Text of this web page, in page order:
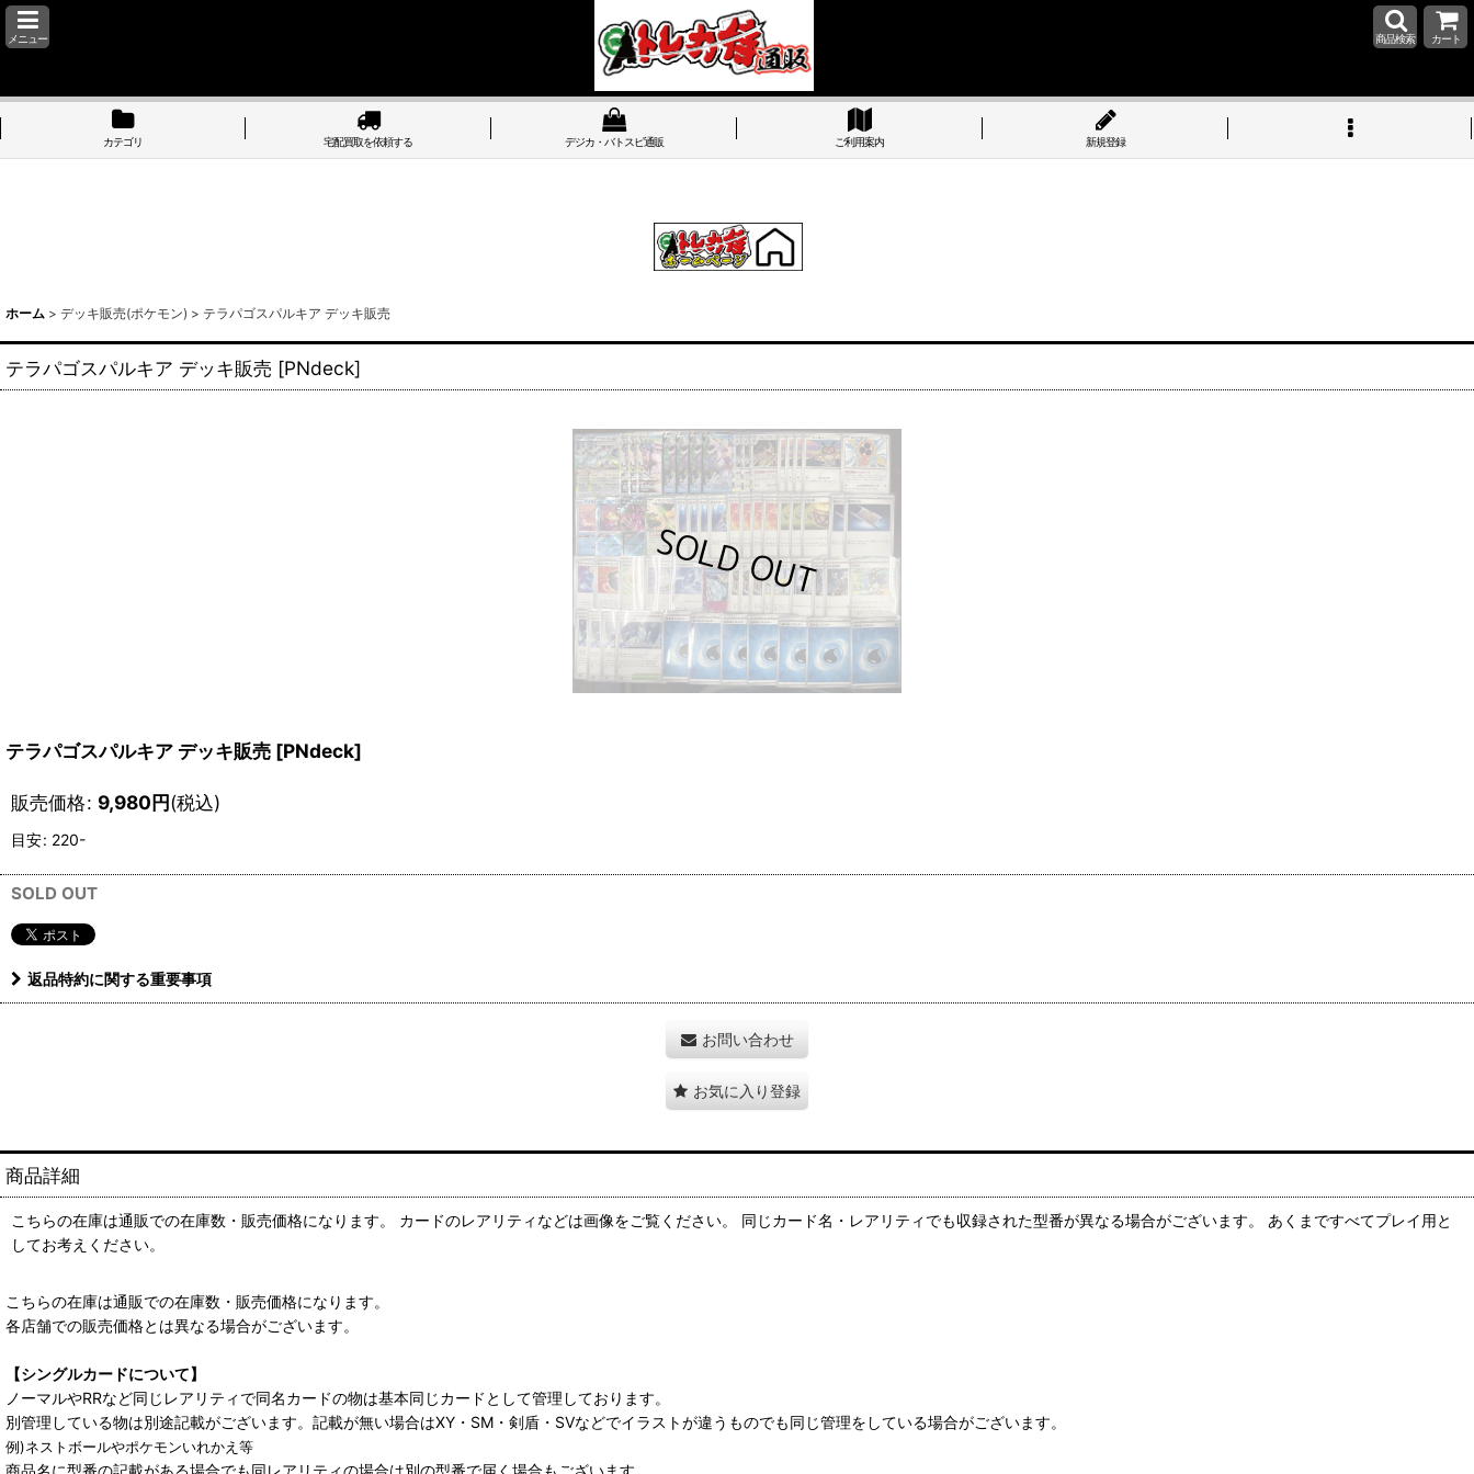
メニュー 商品検索 カート
カテゴリ 宅配買取を依頼する デジカ・バトスピ通販 ご利用案内 新規登録
ホーム > デッキ販売(ポケモン) > テラパゴスパルキア デッキ販売
テラパゴスパルキア デッキ販売 [PNdeck]
テラパゴスパルキア デッキ販売 [PNdeck]
販売価格: 9,980円(税込)
目安: 220-
SOLD OUT
返品特約に関する重要事項
お問い合わせ
お気に入り登録
商品詳細
こちらの在庫は通販での在庫数・販売価格になります。 カードのレアリティなどは画像をご覧ください。 同じカード名・レアリティでも収録された型番が異なる場合がございます。 あくまですべてプレイ用と
してお考えください。
こちらの在庫は通販での在庫数・販売価格になります。
各店舗での販売価格とは異なる場合がございます。
【シングルカードについて】
ノーマルやRRなど同じレアリティで同名カードの物は基本同じカードとして管理しております。
別管理している物は別途記載がございます。記載が無い場合はXY・SM・剣盾・SVなどでイラストが違うものでも同じ管理をしている場合がございます。
例)ネストボールやポケモンいれかえ等
商品名に型番の記載がある場合でも同レアリティの場合は別の型番で届く場合もございます。